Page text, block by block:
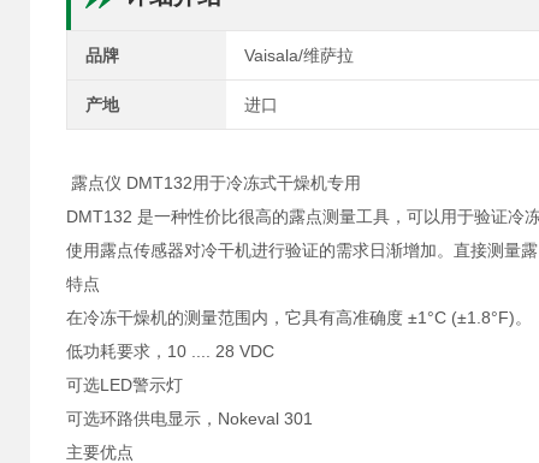
品牌 Vaisala/维萨拉
产地 进口
露点仪 DMT132用于冷冻式干燥机专用
DMT132 是一种性价比很高的露点测量工具，可以用于验证冷
使用露点传感器对冷干机进行验证的需求日渐增加。直接测量
特点
在冷冻干燥机的测量范围内，它具有高准确度 ±1°C (±1.8°F)。
低功耗要求，10 .... 28 VDC
可选LED警示灯
可选环路供电显示，Nokeval 301
主要优点